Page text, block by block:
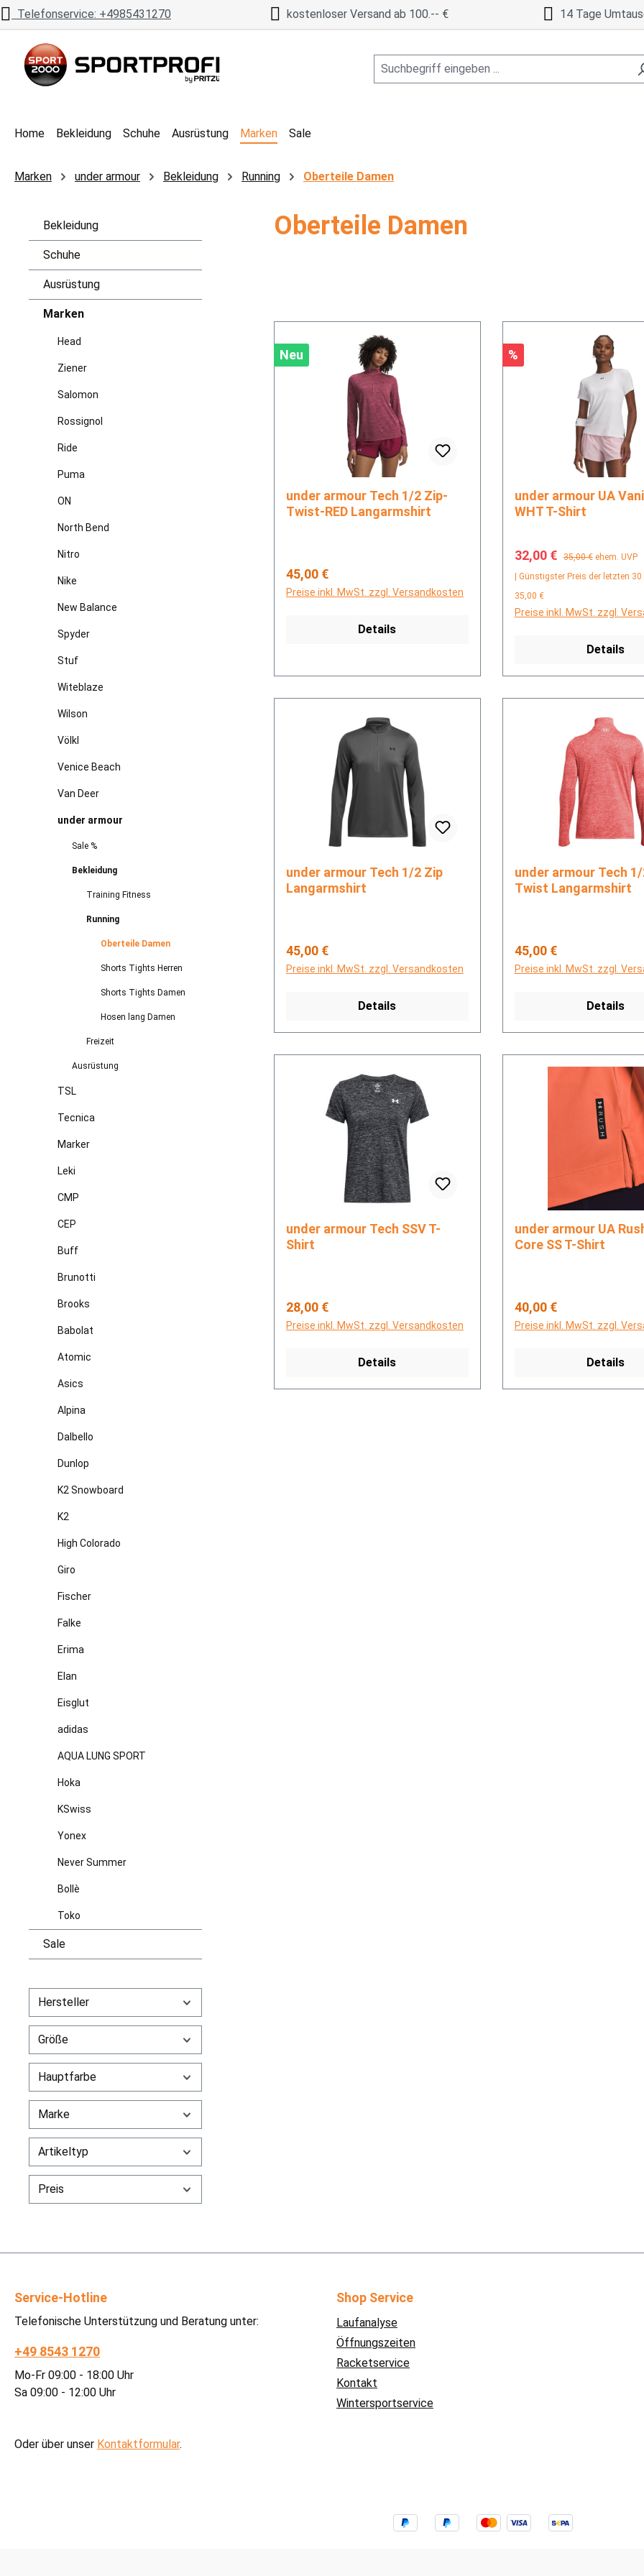
Hauptinhalt springen
Zur Suche springen
Zur Hauptnavigation springen
Telefonservice: +4985431270 kostenloser Versand ab 100.-- € 14 Tage
Home Bekleidung Schuhe Ausrüstung Marken Sale
Marken under armour Bekleidung Running Oberteile Damen
Bekleidung
Schuhe
Ausrüstung
Marken
Head
Ziener
Salomon
Rossignol
Ride
Puma
ON
North Bend
Nitro
Nike
New Balance
Spyder
Stuf
Witeblaze
Wilson
Völkl
Venice Beach
Van Deer
under armour
Sale %
Bekleidung
Training Fitness
Running
Oberteile Damen
Shorts Tights Herren
Shorts Tights Damen
Hosen lang Damen
Freizeit
Ausrüstung
TSL
Tecnica
Marker
Leki
CMP
CEP
Buff
Brunotti
Brooks
Babolat
Atomic
Asics
Alpina
Dalbello
Dunlop
K2 Snowboard
K2
High Colorado
Giro
Fischer
Falke
Erima
Elan
Eisglut
adidas
AQUA LUNG SPORT
Hoka
KSwiss
Yonex
Never Summer
Bollè
Toko
Sale
Hersteller
Größe
Hauptfarbe
Marke
Artikeltyp
Preis
Oberteile Damen
Neu
under armour Tech 1/2 Zip-
Twist-RED Langarmshirt
Regulärer Preis:
45,00 €
Preise inkl. MwSt. zzgl. Versandkosten
Details
Rabatt
%
under armour UA Vanish SS-
WHT T-Shirt
Verkaufspreis:
32,00 € Regulärer Preis:
35,00 € ehem. UVP
| Günstigster Preis der letzten 30
35,00 €
Preise inkl. MwSt. zzgl.
Details
under armour Tech 1/2 Zip
Langarmshirt
Regulärer Preis:
45,00 €
Preise inkl. MwSt. zzgl. Versandkosten
Details
under armour Tech 1/2 Zip-
Twist Langarmshirt
Regulärer Preis:
45,00 €
Preise inkl. MwSt. zzgl.
Details
under armour Tech SSV T-
Shirt
Regulärer Preis:
28,00 €
Preise inkl. MwSt. zzgl. Versandkosten
Details
under armour UA Rush Energy
Core SS T-Shirt
Regulärer Preis:
40,00 €
Preise inkl. MwSt. zzgl.
Details
Service-Hotline
Telefonische Unterstützung und Beratung unter:
+49 8543 1270
Mo-Fr 09:00 - 18:00 Uhr
Sa 09:00 - 12:00 Uhr
Oder über unser Kontaktformular.
Shop Service
Laufanalyse
Öffnungszeiten
Racketservice
Kontakt
Wintersportservice